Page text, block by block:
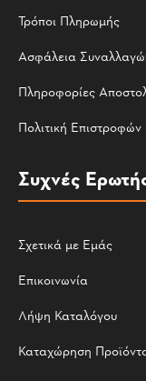
Τρόποι Πληρωμής
Ασφάλεια
Πληροφορίες
Πολιτική Επιστροφών
Συχνές
Σχετικά με Εμάς
Επικοινωνία
Λήψη Καταλόγου
Καταχώρηση